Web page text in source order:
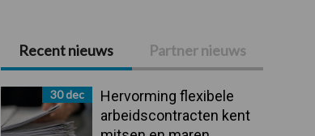
Primaire
Sidebar
Recent nieuws Partner nieuws
30 dec
Hervorming flexibele
arbeidscontracten kent